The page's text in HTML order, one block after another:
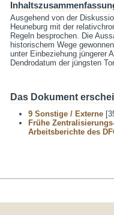
Ausgehend von der
Heuneburg mit der
Regeln besprochen. Die
historischem Wege
unter Einbeziehung jüngerer
Dendrodatum der jüngsten
Das Dokument
9 Sonstige / Externe
Frühe
Arbeitsberichte des